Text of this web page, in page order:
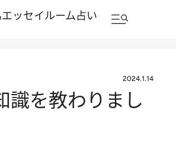
ッセイルーム占い
2024.1.14
識を教わりまし